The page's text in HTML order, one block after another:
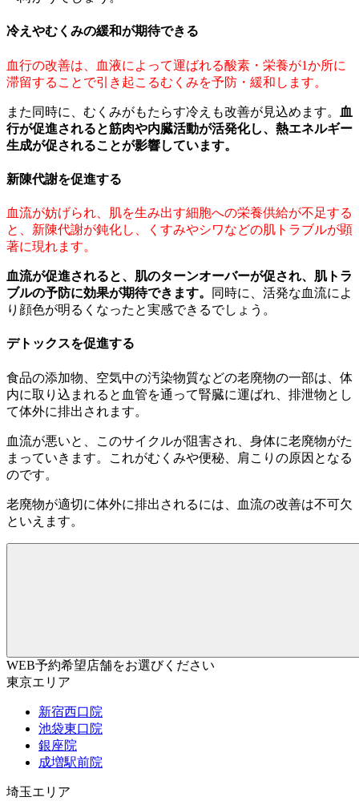
冷えやむくみの緩和が期待できる
血行の改善は、血液によって運ばれる酸素・栄養が1か所に
滞留することで引き起こるむくみを予防・緩和します。
また同時に、むくみがもたらす冷えも改善が見込めます。
血
行が促進されると筋肉や内臓活動が活発化し、熱エネルギー
生成が促されることが影響しています。
新陳代謝を促進する
血流が妨げられ、肌を生み出す細胞への栄養供給が不足する
と、新陳代謝が鈍化し、くすみやシワなどの肌トラブルが顕
著に現れます。
血流が促進されると、肌のターンオーバーが促され、肌トラ
ブルの予防に効果が期待できます。
同時に、活発な血流によ
り顔色が明るくなったと実感できるでしょう。
デトックスを促進する
食品の添加物、空気中の汚染物質などの老廃物の一部は、体
内に取り込まれると血管を通って腎臓に運ばれ、排泄物とし
て体外に排出されます。
血流が悪いと、このサイクルが阻害され、身体に老廃物がた
まっていきます。これがむくみや便秘、肩こりの原因となる
のです。
老廃物が適切に体外に排出されるには、血流の改善は不可欠
といえます。
WEB予約希望店舗をお選びください
東京エリア
新宿西口院
池袋東口院
銀座院
成増駅前院
埼玉エリア